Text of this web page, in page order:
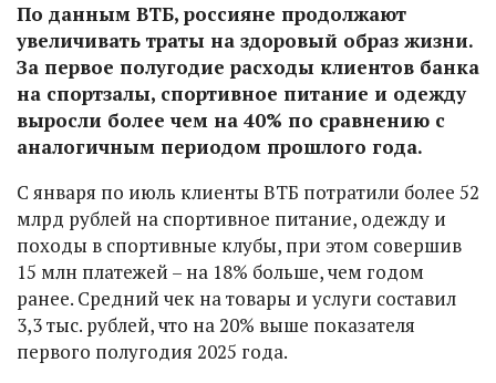
По данным ВТБ, россияне продолжают
увеличивать траты на здоровый образ жизни.
За первое полугодие расходы клиентов банка
на спортзалы, спортивное питание и одежду
выросли более чем на 40% по сравнению с
аналогичным периодом прошлого года.
С января по июль клиенты ВТБ потратили более 52
млрд рублей на спортивное питание, одежду и
походы в спортивные клубы, при этом совершив
15 млн платежей – на 18% больше, чем годом
ранее. Средний чек на товары и услуги составил
3,3 тыс. рублей, что на 20% выше показателя
первого полугодия 2025 года.